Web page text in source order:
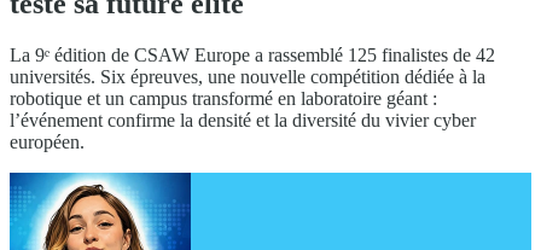
La 9ᵉ édition de CSAW Europe a rassemblé 125 finalistes de 42
universités. Six épreuves, une nouvelle compétition dédiée à la
robotique et un campus transformé en laboratoire géant :
l’événement confirme la densité et la diversité du vivier cyber
européen.